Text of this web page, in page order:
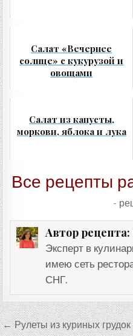
Салат «Вечернее
солнце» с кукурузой и
овощами
Cалат из капусты,
моркови, яблока и лука
Все рецепты
-
Автор рецепта:
Эксперт в
имею сеть
СНГ.
Навигация
← Рулеты из куриных